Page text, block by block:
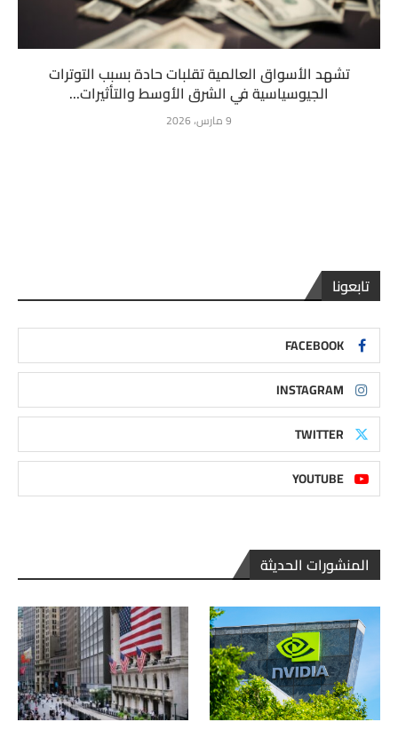
تشهد الأسواق العالمية تقلبات حادة بسبب التوترات
الجيوسياسية في الشرق الأوسط والتأثيرات...
9 مارس، 2026
تابعونا
FACEBOOK
INSTAGRAM
TWITTER
YOUTUBE
المنشورات الحديثة